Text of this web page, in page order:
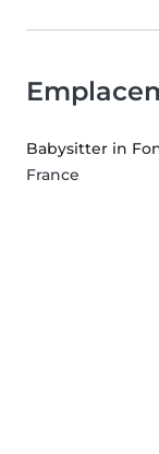
Babysitter in
France